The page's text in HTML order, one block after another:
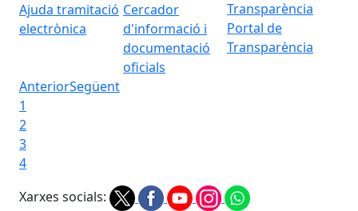
Ajuda tramitació
electrònica
Cercador
d'informació i
documentació
oficials
Portal de
Transparència
AnteriorSegüent
1
2
3
4
Xarxes socials: